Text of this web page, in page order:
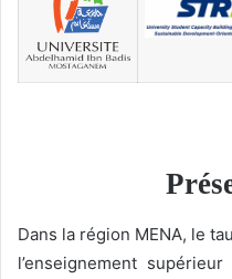
Dans la région MENA, le
l’enseignement